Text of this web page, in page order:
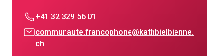
+41 32 329 56 01
communaute.francophone@kathbielbienne.
ch